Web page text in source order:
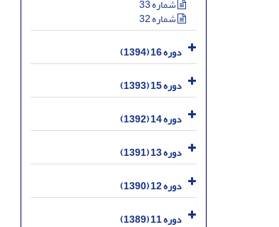
شماره 33
شماره 32
دوره 16 (1394)
دوره 15 (1393)
دوره 14 (1392)
دوره 13 (1391)
دوره 12 (1390)
دوره 11 (1389)